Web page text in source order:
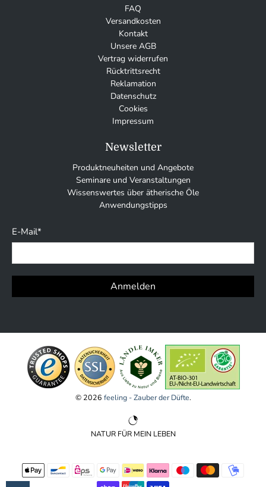
FAQ
Versandkosten
Kontakt
Unsere AGB
Vertrag widerrufen
Rücktrittsrecht
Reklamation
Datenschutz
Cookies
Impressum
Newsletter
Produktneuheiten und Angebote
Seminare und Veranstaltungen
Wissenswertes über ätherische Öle
Anwendungstipps
E-Mail*
Anmelden
© 2026 feeling - Zauber der Düfte.
NATUR FÜR MEIN LEBEN